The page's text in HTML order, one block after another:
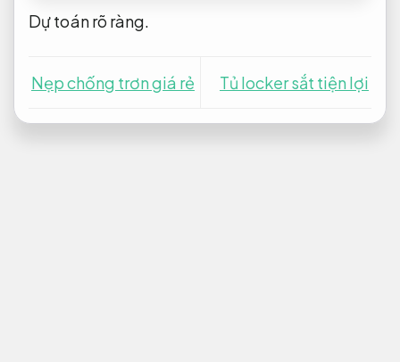
Dự toán rõ ràng.
Nẹp chống trơn giá rẻ Tủ locker sắt tiện lợi